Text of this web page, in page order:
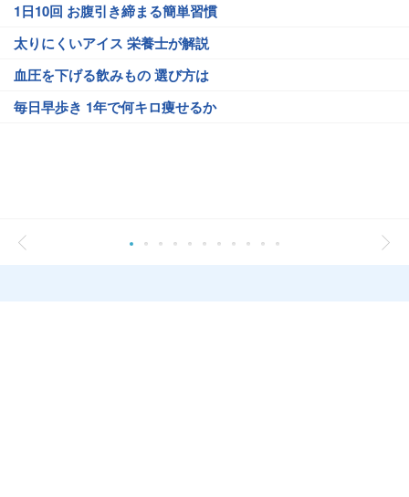
1日10回 お腹引き締まる簡単習慣
太りにくいアイス 栄養士が解説
血圧を下げる飲みもの 選び方は
毎日早歩き 1年で何キロ痩せるか